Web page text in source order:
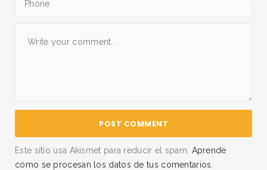
Este sitio usa Akismet para reducir el spam. Aprende
cómo se procesan los datos de tus comentarios.